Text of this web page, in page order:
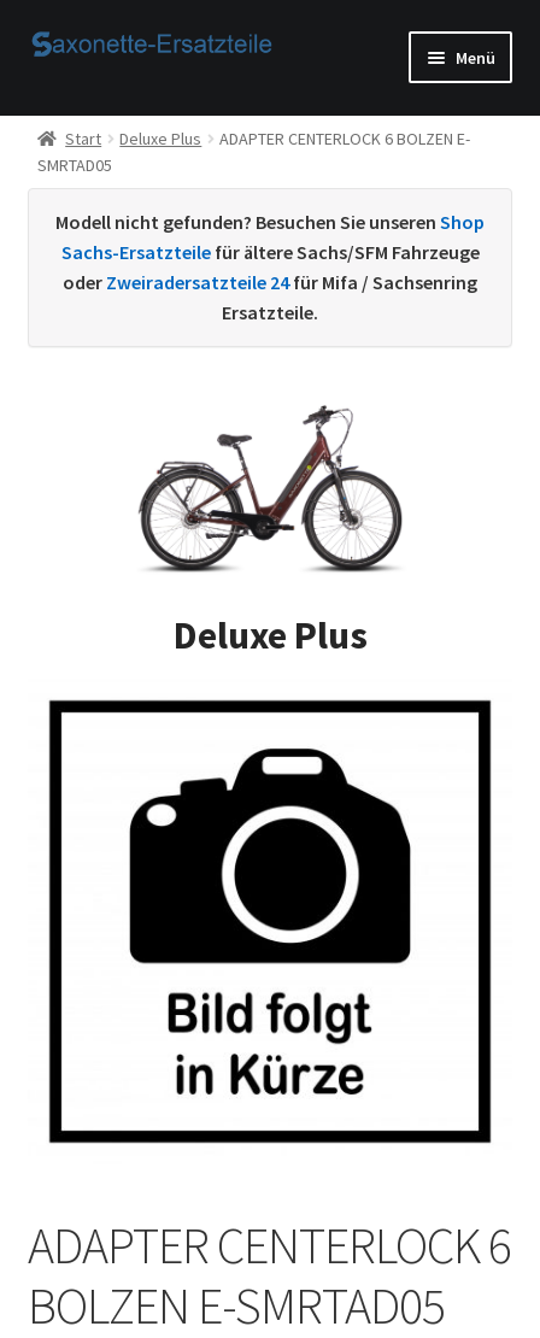
Zur
Zum
Menü
Start
AGB
Beispiel-Seite
Datenschutzerklärung von
Vertrag widerrufen
Widerrufsbelehrung
Start Deluxe Plus
ADAPTER CENTERLOCK 6 BOLZEN E-
SMRTAD05
Modell nicht gefunden? Besuchen Sie unseren Shop
Sachs-Ersatzteilefür ältere Sachs/SFM Fahrzeuge
oder Zweiradersatzteile 24für Mifa / Sachsenring
Ersatzteile.
Deluxe Plus
ADAPTER CENTERLOCK 6
BOLZEN E-SMRTAD05